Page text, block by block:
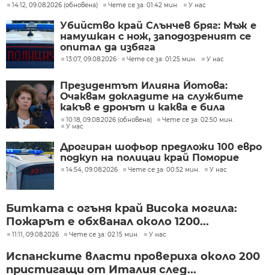
14:12, 09.08.2026 (обновена) Чете се за: 01:42 мин. У нас
Убийство край Слънчев бряг: Мъж е
намушкан с нож, заподозреният се
опитал да избяга
13:07, 09.08.2026 Чете се за: 01:25 мин. У нас
Президентът Илияна Йотова:
Очаквам докладите на службите
какъв е дронът и каква е била
неговата роля
10:18, 09.08.2026 (обновена)
Чете се за: 02:50 мин.
У нас
Дрогиран шофьор предложи 100 евро
подкуп на полицаи край Поморие
14:54, 09.08.2026 Чете се за: 00:52 мин. У нас
Битката с огъня край Висока могила:
Пожарът е обхванал около 1200...
11:11, 09.08.2026 Чете се за: 02:15 мин. У нас
Испанските власти провериха около 200
пристигащи от Италия след...